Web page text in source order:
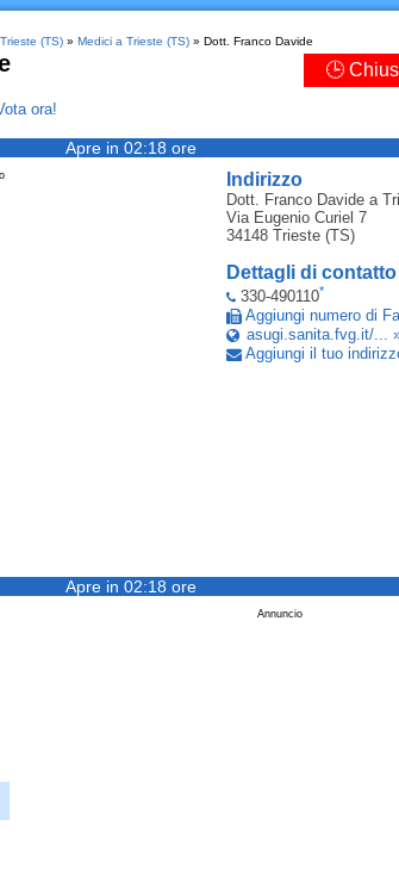
(TS)» Medici a Trieste (TS)» Dott. Franco Davide
🕒
ora!
Apre in 02:18 ore
Indirizzo
Dott. Franco Davidea
Via Eugenio Curiel 7
34148 Trieste (TS)
Dettagli di contatto
330-490110*
Aggiungi numero di
asugi.sanita.fvg.it/...
Aggiungi il tuo
Apre in 02:18 ore
Annuncio